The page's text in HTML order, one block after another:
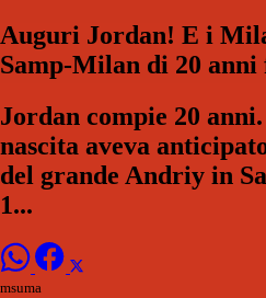
Auguri Jordan! E i
Samp-Milan di 20 anni
Jordan compie 20
nascita aveva
del grande Andriy in
1...
msuma